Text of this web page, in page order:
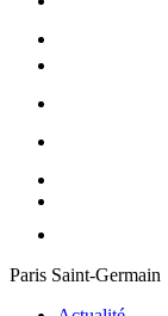
Paris Saint-Germain